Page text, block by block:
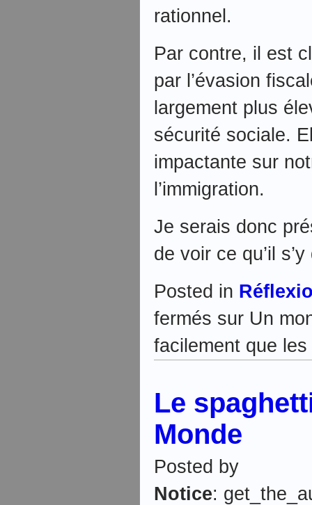
rationnel.
Par contre, il est
par l’évasion
largement plus
sécurité sociale.
impactante sur
l’immigration.
Je serais donc
de voir ce qu’il
Posted in
fermés sur Un
facilement que les
Le
Monde
Posted by
Notice: